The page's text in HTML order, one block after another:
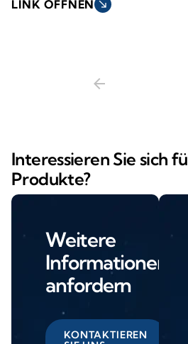
LINK ÖFFNEN south_east
arrow_back
Interessieren Sie sich
Produkte?
Weitere
Informationen
anfordern
KONTAKTIEREN